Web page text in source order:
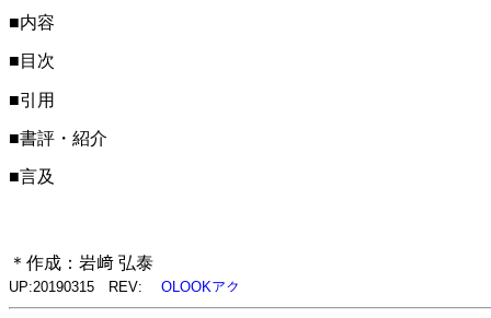
■内容
■目次
■引用
■書評・紹介
■言及
＊作成：岩﨑 弘泰
UP:20190315 REV: